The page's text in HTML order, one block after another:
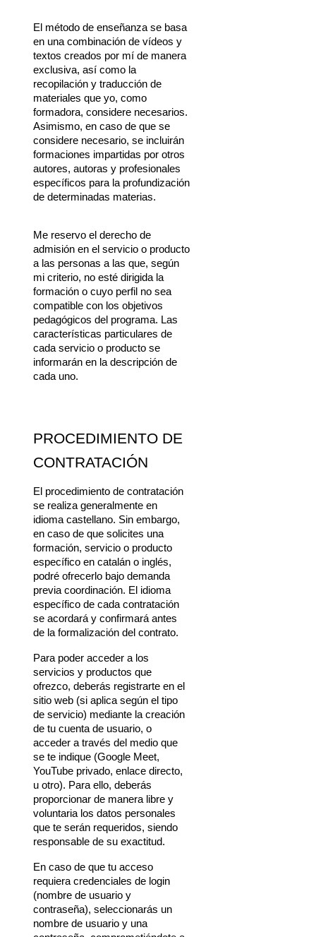
El método de enseñanza se basa
en una combinación de vídeos y
textos creados por mí de manera
exclusiva, así como la
recopilación y traducción de
materiales que yo, como
formadora, considere necesarios.
Asimismo, en caso de que se
considere necesario, se incluirán
formaciones impartidas por otros
autores, autoras y profesionales
específicos para la profundización
de determinadas materias.
Me reservo el derecho de
admisión en el servicio o producto
a las personas a las que, según
mi criterio, no esté dirigida la
formación o cuyo perfil no sea
compatible con los objetivos
pedagógicos del programa. Las
características particulares de
cada servicio o producto se
informarán en la descripción de
cada uno.
PROCEDIMIENTO DE
CONTRATACIÓN
El procedimiento de contratación
se realiza generalmente en
idioma castellano. Sin embargo,
en caso de que solicites una
formación, servicio o producto
específico en catalán o inglés,
podré ofrecerlo bajo demanda
previa coordinación. El idioma
específico de cada contratación
se acordará y confirmará antes
de la formalización del contrato.
Para poder acceder a los
servicios y productos que
ofrezco, deberás registrarte en el
sitio web (si aplica según el tipo
de servicio) mediante la creación
de tu cuenta de usuario, o
acceder a través del medio que
se te indique (Google Meet,
YouTube privado, enlace directo,
u otro). Para ello, deberás
proporcionar de manera libre y
voluntaria los datos personales
que te serán requeridos, siendo
responsable de su exactitud.
En caso de que tu acceso
requiera credenciales de login
(nombre de usuario y
contraseña), seleccionarás un
nombre de usuario y una